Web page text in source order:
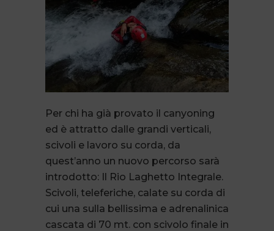
Per chi ha già provato il canyoning
ed è attratto dalle grandi verticali,
scivoli e lavoro su corda, da
quest’anno un nuovo percorso sarà
introdotto: Il Rio Laghetto Integrale.
Scivoli, teleferiche, calate su corda di
cui una sulla bellissima e adrenalinica
cascata di 70 mt. con scivolo finale in